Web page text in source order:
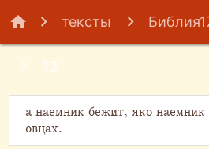
home тексты
13
а наемник бежит, яко наемник
овцах.